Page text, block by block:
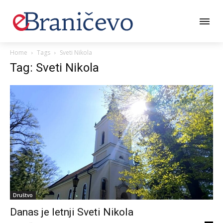
Home Tags Sveti Nikola
Tag: Sveti Nikola
Društvo
Danas je letnji Sveti Nikola